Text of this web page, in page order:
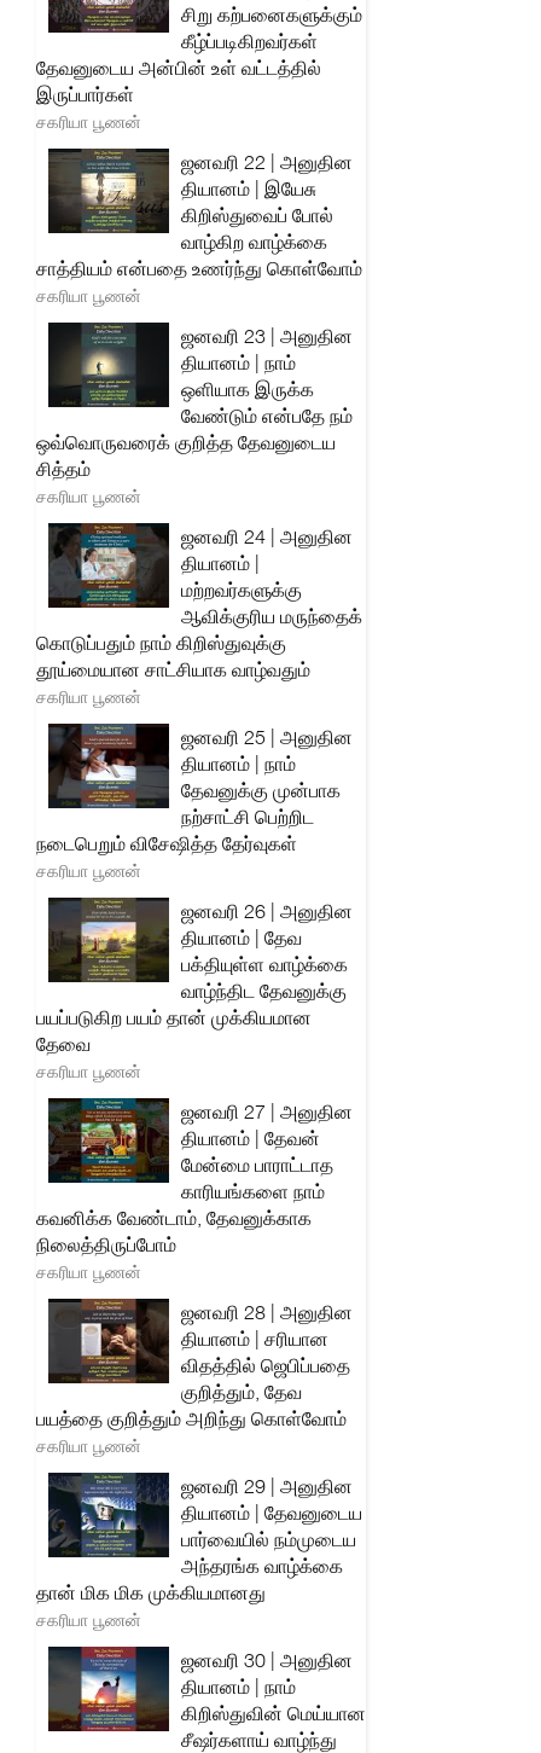
சிறு கற்பனைகளுக்கும்
கீழ்ப்படிகிறவர்கள்
தேவனுடைய அன்பின் உள் வட்டத்தில்
இருப்பார்கள்
சகரியா பூணன்
ஜனவரி 22 | அனுதின
தியானம் | இயேசு
கிறிஸ்துவைப் போல்
வாழ்கிற வாழ்க்கை
சாத்தியம் என்பதை உணர்ந்து கொள்வோம்
சகரியா பூணன்
ஜனவரி 23 | அனுதின
தியானம் | நாம்
ஒளியாக இருக்க
வேண்டும் என்பதே நம்
ஒவ்வொருவரைக் குறித்த தேவனுடைய
சித்தம்
சகரியா பூணன்
ஜனவரி 24 | அனுதின
தியானம் |
மற்றவர்களுக்கு
ஆவிக்குரிய மருந்தைக்
கொடுப்பதும் நாம் கிறிஸ்துவுக்கு
தூய்மையான சாட்சியாக வாழ்வதும்
சகரியா பூணன்
ஜனவரி 25 | அனுதின
தியானம் | நாம்
தேவனுக்கு முன்பாக
நற்சாட்சி பெற்றிட
நடைபெறும் விசேஷித்த தேர்வுகள்
சகரியா பூணன்
ஜனவரி 26 | அனுதின
தியானம் | தேவ
பக்தியுள்ள வாழ்க்கை
வாழ்ந்திட தேவனுக்கு
பயப்படுகிற பயம் தான் முக்கியமான
தேவை
சகரியா பூணன்
ஜனவரி 27 | அனுதின
தியானம் | தேவன்
மேன்மை பாராட்டாத
காரியங்களை நாம்
கவனிக்க வேண்டாம், தேவனுக்காக
நிலைத்திருப்போம்
சகரியா பூணன்
ஜனவரி 28 | அனுதின
தியானம் | சரியான
விதத்தில் ஜெபிப்பதை
குறித்தும், தேவ
பயத்தை குறித்தும் அறிந்து கொள்வோம்
சகரியா பூணன்
ஜனவரி 29 | அனுதின
தியானம் | தேவனுடைய
பார்வையில் நம்முடைய
அந்தரங்க வாழ்க்கை
தான் மிக மிக முக்கியமானது
சகரியா பூணன்
ஜனவரி 30 | அனுதின
தியானம் | நாம்
கிறிஸ்துவின் மெய்யான
சீஷர்களாய் வாழ்ந்து